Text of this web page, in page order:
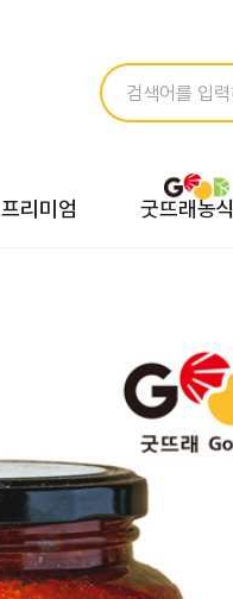
프리미엄 굿뜨래농